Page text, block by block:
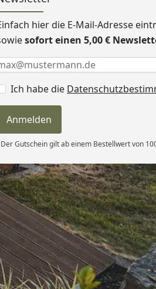
hier die E-Mail-Adresse
sofort einen 5,00 €
Eingabe erforderlich
erforderlich
Mail *
Ich habe die
Anmelden
Gutschein gilt ab einem Bestellwert von